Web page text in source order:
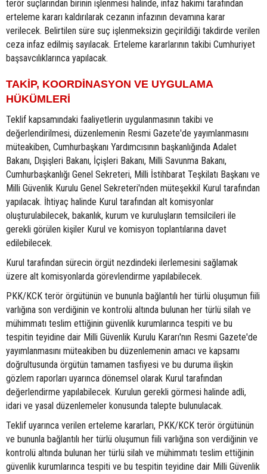
terör suçlarından birinin işlenmesi halinde, infaz hakimi tarafından
erteleme kararı kaldırılarak cezanın infazının devamına karar
verilecek. Belirtilen süre suç işlenmeksizin geçirildiği takdirde verilen
ceza infaz edilmiş sayılacak. Erteleme kararlarının takibi Cumhuriyet
başsavcılıklarınca yapılacak.
TAKİP, KOORDİNASYON VE UYGULAMA
HÜKÜMLERİ
Teklif kapsamındaki faaliyetlerin uygulanmasının takibi ve
değerlendirilmesi, düzenlemenin Resmi Gazete'de yayımlanmasını
müteakiben, Cumhurbaşkanı Yardımcısının başkanlığında Adalet
Bakanı, Dışişleri Bakanı, İçişleri Bakanı, Milli Savunma Bakanı,
Cumhurbaşkanlığı Genel Sekreteri, Milli İstihbarat Teşkilatı Başkanı ve
Milli Güvenlik Kurulu Genel Sekreteri'nden müteşekkil Kurul tarafından
yapılacak. İhtiyaç halinde Kurul tarafından alt komisyonlar
oluşturulabilecek, bakanlık, kurum ve kuruluşların temsilcileri ile
gerekli görülen kişiler Kurul ve komisyon toplantılarına davet
edilebilecek.
Kurul tarafından sürecin örgüt nezdindeki ilerlemesini sağlamak
üzere alt komisyonlarda görevlendirme yapılabilecek.
PKK/KCK terör örgütünün ve bununla bağlantılı her türlü oluşumun fiili
varlığına son verdiğinin ve kontrolü altında bulunan her türlü silah ve
mühimmatı teslim ettiğinin güvenlik kurumlarınca tespiti ve bu
tespitin teyidine dair Milli Güvenlik Kurulu Kararı'nın Resmi Gazete'de
yayımlanmasını müteakiben bu düzenlemenin amacı ve kapsamı
doğrultusunda örgütün tamamen tasfiyesi ve bu duruma ilişkin
gözlem raporları uyarınca dönemsel olarak Kurul tarafından
değerlendirme yapılabilecek. Kurulun gerekli görmesi halinde adli,
idari ve yasal düzenlemeler konusunda talepte bulunulacak.
Teklif uyarınca verilen erteleme kararları, PKK/KCK terör örgütünün
ve bununla bağlantılı her türlü oluşumun fiili varlığına son verdiğinin ve
kontrolü altında bulunan her türlü silah ve mühimmatı teslim ettiğinin
güvenlik kurumlarınca tespiti ve bu tespitin teyidine dair Milli Güvenlik